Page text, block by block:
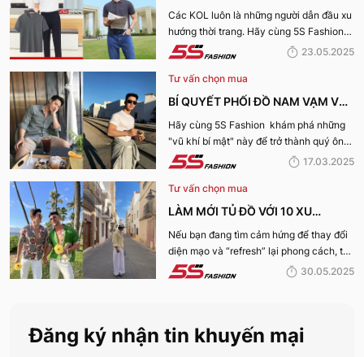
KOL 5S FASHION: STYLE THU HÚT
CHO MỌI CHÀNG TRAI
Các KOL luôn là những người dẫn đầu xu
hướng thời trang. Hãy cùng 5S Fashion
điểm qua những bí kíp phối đồ mùa hè
23.05.2025
Tư vấn chọn mua
BÍ QUYẾT PHỐI ĐỒ NAM VẠM VỠ
ĐẸP, THU HÚT PHÁI NỮ
Hãy cùng 5S Fashion khám phá những
"vũ khí bí mật" này để trở thành quý ông
thu hút nhờ “tận dụng” triệt để những ưu
nhé:
17.03.2025
Tư vấn chọn mua
LÀM MỚI TỦ ĐỒ VỚI 10 XU
HƯỚNG THỜI TRANG HOT NHẤT
MÙA HÈ 2025
Nếu bạn đang tìm cảm hứng để thay đổi
diện mạo và “refresh” lại phong cách, thì
10 xu hướng thời trang Hè 2025 này
năm nay nhé!
30.05.2025
Đăng ký nhận tin khuyến mại